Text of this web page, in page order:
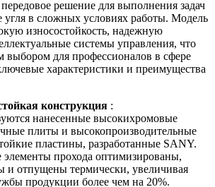
передовое решение для выполнения задач
угля в сложных условиях работы. Модель
износостойкость, надежную
системы управления, что
выбором для профессионалов в сфере
характеристики и преимущества
конструкция :
нанесенные высокихромовые
плиты и высокопроизводительные
пластины, разработанные SANY.
элементы прохода оптимизированы,
и отпущены термически, увеличивая
продукции более чем на 20%.